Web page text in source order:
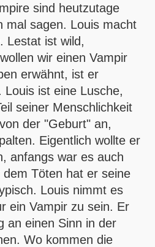
sind heutzutage
mal sagen. Louis macht
Lestat ist wild,
wir einen Vampir
erwähnt, ist er
Louis ist eine Lusche,
seiner Menschlichkeit
der "Geburt" an,
Eigentlich wollte er
anfangs war es auch
Töten hat er seine
Louis nimmt es
ein Vampir zu sein. Er
an einen Sinn in der
Wo kommen die